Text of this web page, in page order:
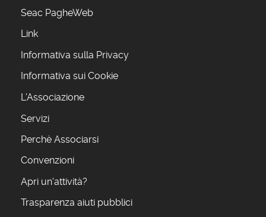
Seac PagheWeb
Link
Informativa sulla Privacy
Informativa sui Cookie
L'Associazione
Servizi
Perchè Associarsi
Convenzioni
Apri un'attività?
Trasparenza aiuti pubblici